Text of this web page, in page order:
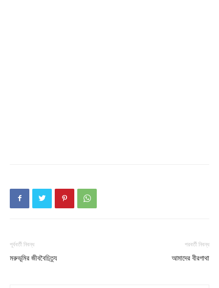
পূর্ববর্তী নিবন্ধ
মরুভূমির জীববৈচিত্র্য
পরবর্তী নিবন্ধ
আমাদের বীরগাথা